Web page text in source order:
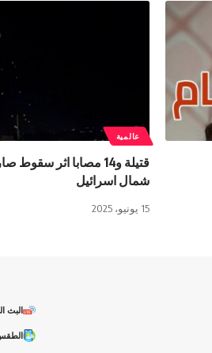
عالمية
قتيلة و14 مصابا اثر
شمال اسرائيل
15 يونيو، 2025
البث